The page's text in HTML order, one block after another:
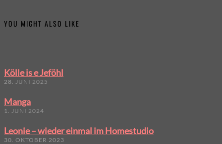
YOU MIGHT ALSO LIKE
Kölle is e Jeföhl
28. JUNI 2025
Manga
1. JUNI 2024
Leonie – wieder einmal im Homestudio
30. OKTOBER 2023